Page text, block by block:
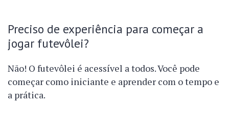
Preciso de experiência para começar a
jogar futevôlei?
Não! O futevôlei é acessível a todos. Você pode
começar como iniciante e aprender com o tempo e
a prática.